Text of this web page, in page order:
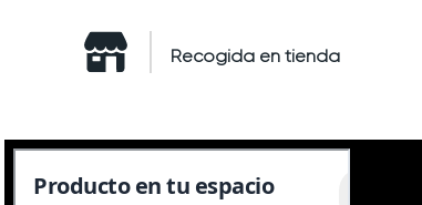
Recogida en tienda